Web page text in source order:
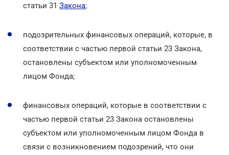
статьи 31 Закона;
подозрительных финансовых операций, которые, в
соответствии с частью первой статьи 23 Закона,
остановлены субъектом или уполномоченным
лицом Фонда;
финансовых операций, которые в соответствии с
частью первой статьи 23 Закона остановлены
субъектом или уполномоченным лицом Фонда в
связи с возникновением подозрений, что они